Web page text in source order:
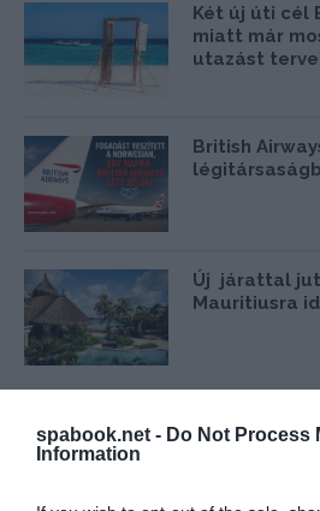
spabook.net - Do Not Process
Information
Két új úti cél
miatt már
utazást
British
Új járattal
Mauritiusra